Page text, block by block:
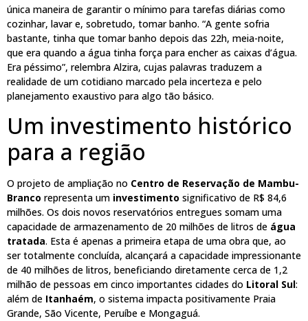
única maneira de garantir o mínimo para tarefas diárias como
cozinhar, lavar e, sobretudo, tomar banho. “A gente sofria
bastante, tinha que tomar banho depois das 22h, meia-noite,
que era quando a água tinha força para encher as caixas d’água.
Era péssimo”, relembra Alzira, cujas palavras traduzem a
realidade de um cotidiano marcado pela incerteza e pelo
planejamento exaustivo para algo tão básico.
Um investimento histórico
para a região
O projeto de ampliação no Centro de Reservação de Mambu-
Branco representa um investimento significativo de R$ 84,6
milhões. Os dois novos reservatórios entregues somam uma
capacidade de armazenamento de 20 milhões de litros de água
tratada. Esta é apenas a primeira etapa de uma obra que, ao
ser totalmente concluída, alcançará a capacidade impressionante
de 40 milhões de litros, beneficiando diretamente cerca de 1,2
milhão de pessoas em cinco importantes cidades do Litoral Sul:
além de Itanhaém, o sistema impacta positivamente Praia
Grande, São Vicente, Peruíbe e Mongaguá.